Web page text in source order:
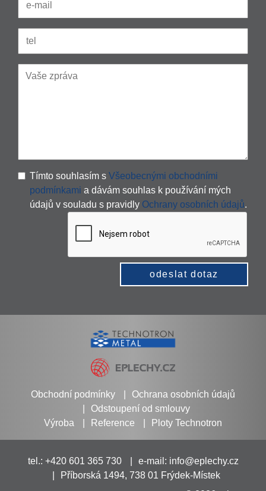
Tímto souhlasím s Všeobecnými obchodními
podmínkami a dávám souhlas k používání mých
údajů v souladu s pravidly Ochrany osobních údajů.
odeslat dotaz
Obchodní podmínky
Ochrana osobních údajů
Odstoupení od smlouvy
Výroba
Reference Ploty Technotron
tel.: +420 601 365 730 e-mail: info@eplechy.cz
Příborská 1494, 738 01 Frýdek-Místek